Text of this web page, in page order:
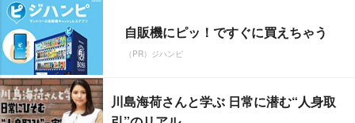
自販機にピッ！ですぐに買えちゃう
（PR）ジハンピ
川島海荷さんと学ぶ 日常に潜む“人身取